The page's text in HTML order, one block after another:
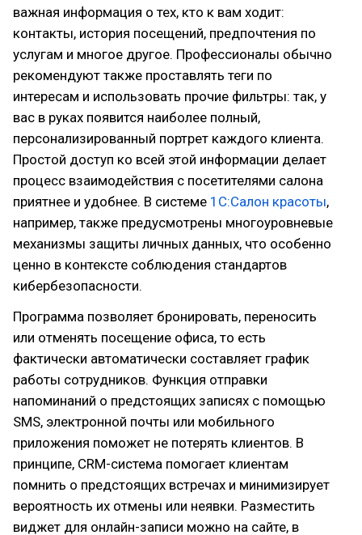
важная информация о тех, кто к вам ходит:
контакты, история посещений, предпочтения по
услугам и многое другое. Профессионалы обычно
рекомендуют также проставлять теги по
интересам и использовать прочие фильтры: так, у
вас в руках появится наиболее полный,
персонализированный портрет каждого клиента.
Простой доступ ко всей этой информации делает
процесс взаимодействия с посетителями салона
приятнее и удобнее. В системе 1С:Салон красоты,
например, также предусмотрены многоуровневые
механизмы защиты личных данных, что особенно
ценно в контексте соблюдения стандартов
кибербезопасности.
Программа позволяет бронировать, переносить
или отменять посещение офиса, то есть
фактически автоматически составляет график
работы сотрудников. Функция отправки
напоминаний о предстоящих записях с помощью
SMS, электронной почты или мобильного
приложения поможет не потерять клиентов. В
принципе, CRM-система помогает клиентам
помнить о предстоящих встречах и минимизирует
вероятность их отмены или неявки. Разместить
виджет для онлайн-записи можно на сайте, в